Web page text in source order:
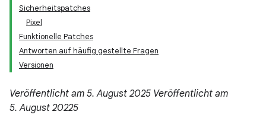
Sicherheitspatches
Pixel
Funktionelle Patches
Antworten auf häufig gestellte Fragen
Versionen
Veröffentlicht am 5. August 2025 Veröffentlicht am
5. August 20225